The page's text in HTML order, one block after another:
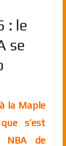
: le
se
la Maple
s’est
NBA de